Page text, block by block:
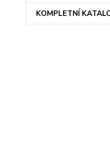
KOMPLETNÍ